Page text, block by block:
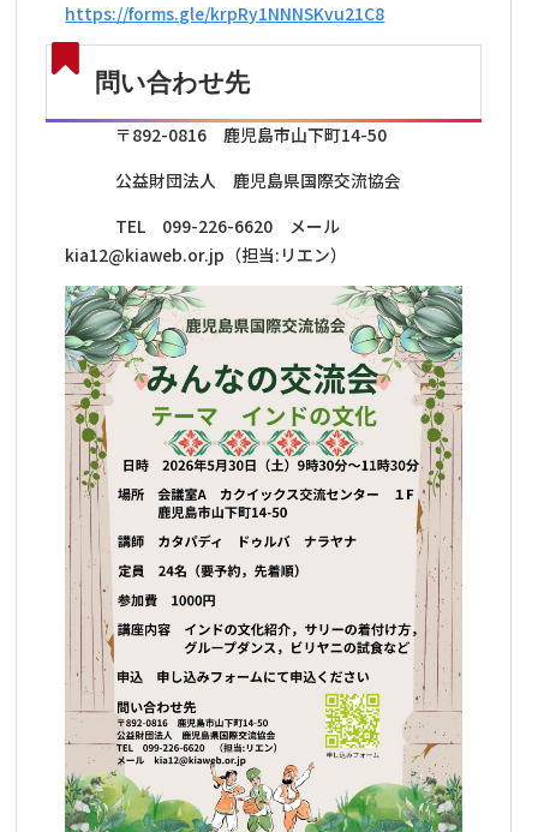
https://forms.gle/krpRy1NNNSKvu21C8
問い合わせ先
〒892-0816 鹿児島市山下町14-50
公益財団法人 鹿児島県国際交流協会
TEL 099-226-6620 メール
kia12@kiaweb.or.jp（担当:リエン）